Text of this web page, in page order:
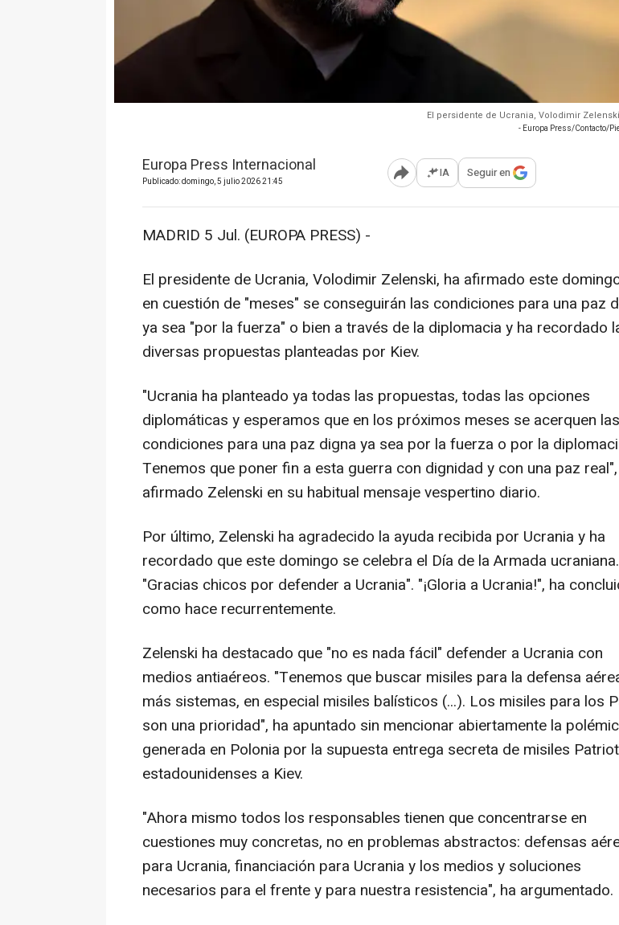
El persidente de Ucrania, Volodimir
- Europa Press/Contacto/
Europa Press Internacional
Publicado: domingo, 5 julio 2026 21:45 Abrir opciones para compartir
IA Seguir en
MADRID 5 Jul. (EUROPA PRESS) -
El presidente de Ucrania, Volodimir Zelenski, ha afirmado este
en cuestión de "meses" se conseguirán las condiciones para una paz
ya sea "por la fuerza" o bien a través de la diplomacia y ha recordado
diversas propuestas planteadas por Kiev.
"Ucrania ha planteado ya todas las propuestas, todas las opciones
diplomáticas y esperamos que en los próximos meses se acerquen las
condiciones para una paz digna ya sea por la fuerza o por la
Tenemos que poner fin a esta guerra con dignidad y con una paz
afirmado Zelenski en su habitual mensaje vespertino diario.
Por último, Zelenski ha agradecido la ayuda recibida por Ucrania y ha
recordado que este domingo se celebra el Día de la Armada ucraniana.
"Gracias chicos por defender a Ucrania". "¡Gloria a Ucrania!", ha
como hace recurrentemente.
Zelenski ha destacado que "no es nada fácil" defender a Ucrania con
medios antiaéreos. "Tenemos que buscar misiles para la defensa
más sistemas, en especial misiles balísticos (...). Los misiles para los
son una prioridad", ha apuntado sin mencionar abiertamente la
generada en Polonia por la supuesta entrega secreta de misiles Patriot
estadounidenses a Kiev.
"Ahora mismo todos los responsables tienen que concentrarse en
cuestiones muy concretas, no en problemas abstractos: defensas
para Ucrania, financiación para Ucrania y los medios y soluciones
necesarios para el frente y para nuestra resistencia", ha argumentado.